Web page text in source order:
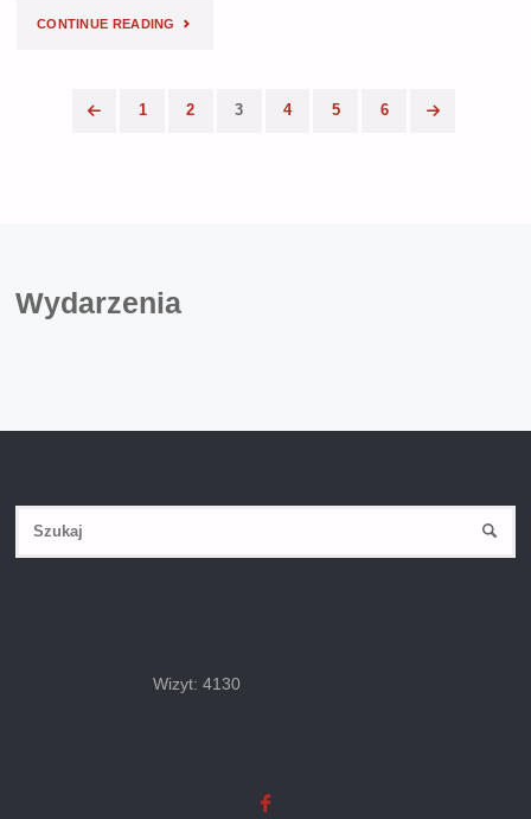
CONTINUE READING "TYDZIEŃ
1 2 3 4 5 6
Wydarzenia
Wizyt: 4130